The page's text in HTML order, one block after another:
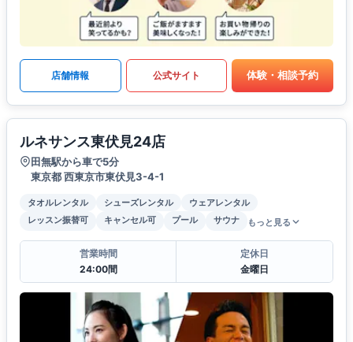
店舗情報 公式サイト 体験・相談予約
ルネサンス東伏見24店
田無駅から車で5分
東京都 西東京市東伏見3-4-1
タオルレンタル シューズレンタル
ウェアレンタル
レッスン振替可
キャンセル可 プール サウナ もっと見る
営業時間
24:00間
定休日
金曜日